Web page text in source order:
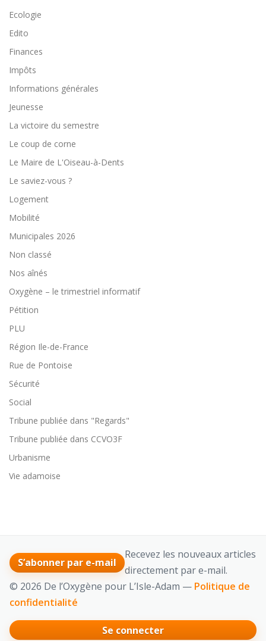
Ecologie
Edito
Finances
Impôts
Informations générales
Jeunesse
La victoire du semestre
Le coup de corne
Le Maire de L'Oiseau-à-Dents
Le saviez-vous ?
Logement
Mobilité
Municipales 2026
Non classé
Nos aînés
Oxygène – le trimestriel informatif
Pétition
PLU
Région Ile-de-France
Rue de Pontoise
Sécurité
Social
Tribune publiée dans "Regards"
Tribune publiée dans CCVO3F
Urbanisme
Vie adamoise
S’abonner par e-mail
Recevez les nouveaux articles
directement par e-mail.
© 2026 De l’Oxygène pour L’Isle-Adam — Politique de
confidentialité
Se connecter